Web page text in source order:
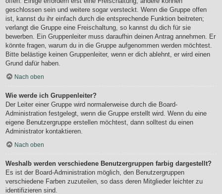
geschlossen sein und weitere sogar versteckt. Wenn die Gruppe offen
ist, kannst du ihr einfach durch die entsprechende Funktion beitreten;
verlangt die Gruppe eine Freischaltung, so kannst du dich für sie
bewerben. Ein Gruppenleiter muss daraufhin deinen Antrag annehmen. Er
könnte fragen, warum du in die Gruppe aufgenommen werden möchtest.
Bitte belästige keinen Gruppenleiter, wenn er dich ablehnt, er wird einen
Grund dafür haben.
Nach oben
Wie werde ich Gruppenleiter?
Der Leiter einer Gruppe wird normalerweise durch die Board-
Administration festgelegt, wenn die Gruppe erstellt wird. Wenn du eine
eigene Benutzergruppe erstellen möchtest, dann solltest du einen
Administrator kontaktieren.
Nach oben
Weshalb werden verschiedene Benutzergruppen farbig dargestellt?
Es ist der Board-Administration möglich, den Benutzergruppen
verschiedene Farben zuzuteilen, so dass deren Mitglieder leichter zu
identifizieren sind.